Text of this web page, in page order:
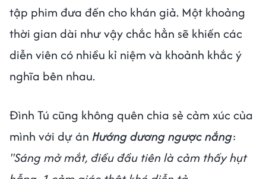
tập phim đưa đến cho khán giả. Một khoảng
thời gian dài như vậy chắc hẳn sẽ khiến các
diễn viên có nhiều kỉ niệm và khoảnh khắc ý
nghĩa bên nhau.
Đình Tú cũng không quên chia sẻ cảm xúc của
mình với dự án Hướng dương ngược nắng:
''Sáng mở mắt, điều đầu tiên là cảm thấy hụt